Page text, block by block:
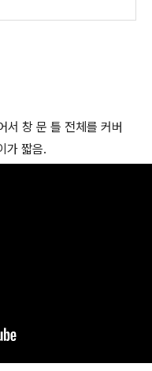
서 창 문 틀 전체를 커버
가 짧음.